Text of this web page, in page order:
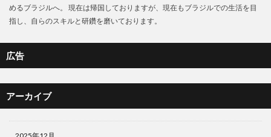
めるブラジルへ。 現在は帰国しておりますが、現在もブラジルでの生活を目
指し、自らのスキルと研鑽を磨いております。
広告
アーカイブ